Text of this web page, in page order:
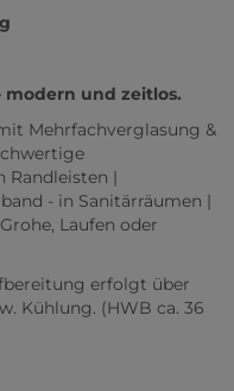
- modern und zeitlos.
Mehrfachverglasung &
Randleisten |
- in Sanitärräumen |
Laufen oder
erfolgt über
Kühlung. (HWB ca. 36